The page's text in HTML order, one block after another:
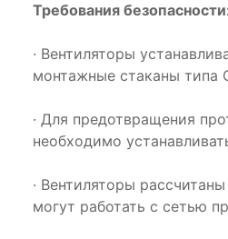
Требования
· Вентиляторы
монтажные стаканы типа
· Для предотвращения
необходимо
· Вентиляторы
могут работать с сетью